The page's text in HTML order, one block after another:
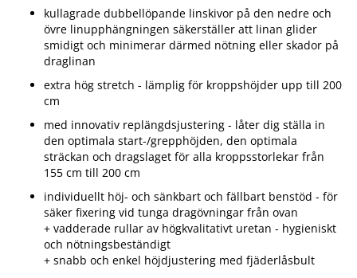
kullagrade dubbellöpande linskivor på den nedre och
övre linupphängningen säkerställer att linan glider
smidigt och minimerar därmed nötning eller skador på
draglinan
extra hög stretch - lämplig för kroppshöjder upp till 200
cm
med innovativ replängdsjustering - låter dig ställa in
den optimala start-/grepphöjden, den optimala
sträckan och dragslaget för alla kroppsstorlekar från
155 cm till 200 cm
individuellt höj- och sänkbart och fällbart benstöd - för
säker fixering vid tunga dragövningar från ovan
+ vadderade rullar av högkvalitativt uretan - hygieniskt
och nötningsbeständigt
+ snabb och enkel höjdjustering med fjäderlåsbult